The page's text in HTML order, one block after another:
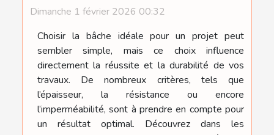
Dimanche 1 février 2026 00:32
Choisir la bâche idéale pour un projet peut
sembler simple, mais ce choix influence
directement la réussite et la durabilité de vos
travaux. De nombreux critères, tels que
l’épaisseur, la résistance ou encore
l’imperméabilité, sont à prendre en compte pour
un résultat optimal. Découvrez dans les